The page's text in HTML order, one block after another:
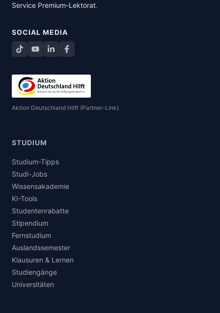
Service Premium-Lektorat.
SOCIAL MEDIA
TikTokYouTube
LinkedInFacebook teilen
Aktion Deutschland Hilft (Partner-Link)
STUDIUM
Studium-Tipps
Studi-Jobs
Wissensakademie
KI-Tools
Studentenrabatte
Stipendium
Fernstudium
Auslandssemester
Klausuren & Lernen
Studiengänge
Universitäten